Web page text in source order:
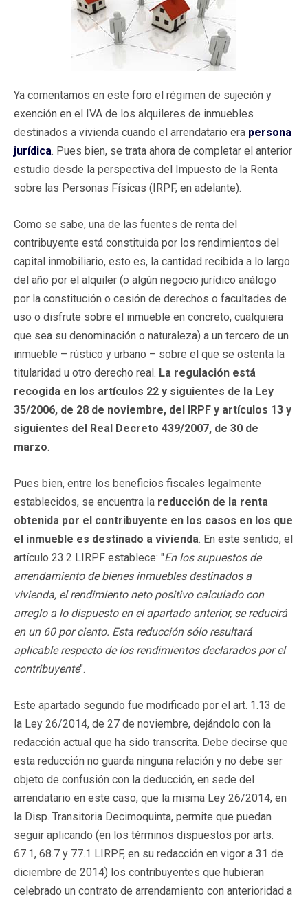
Ya comentamos en este foro el régimen de sujeción y
exención en el IVA de los alquileres de inmuebles
destinados a vivienda cuando el arrendatario era persona
jurídica. Pues bien, se trata ahora de completar el anterior
estudio desde la perspectiva del Impuesto de la Renta
sobre las Personas Físicas (IRPF, en adelante).
Como se sabe, una de las fuentes de renta del
contribuyente está constituida por los rendimientos del
capital inmobiliario, esto es, la cantidad recibida a lo largo
del año por el alquiler (o algún negocio jurídico análogo
por la constitución o cesión de derechos o facultades de
uso o disfrute sobre el inmueble en concreto, cualquiera
que sea su denominación o naturaleza) a un tercero de un
inmueble – rústico y urbano – sobre el que se ostenta la
titularidad u otro derecho real. La regulación está
recogida en los artículos 22 y siguientes de la Ley
35/2006, de 28 de noviembre, del IRPF y artículos 13 y
siguientes del Real Decreto 439/2007, de 30 de
marzo.
Pues bien, entre los beneficios fiscales legalmente
establecidos, se encuentra la reducción de la renta
obtenida por el contribuyente en los casos en los que
el inmueble es destinado a vivienda. En este sentido, el
artículo 23.2 LIRPF establece: "En los supuestos de
arrendamiento de bienes inmuebles destinados a
vivienda, el rendimiento neto positivo calculado con
arreglo a lo dispuesto en el apartado anterior, se reducirá
en un 60 por ciento. Esta reducción sólo resultará
aplicable respecto de los rendimientos declarados por el
contribuyente".
Este apartado segundo fue modificado por el art. 1.13 de
la Ley 26/2014, de 27 de noviembre, dejándolo con la
redacción actual que ha sido transcrita. Debe decirse que
esta reducción no guarda ninguna relación y no debe ser
objeto de confusión con la deducción, en sede del
arrendatario en este caso, que la misma Ley 26/2014, en
la Disp. Transitoria Decimoquinta, permite que puedan
seguir aplicando (en los términos dispuestos por arts.
67.1, 68.7 y 77.1 LIRPF, en su redacción en vigor a 31 de
diciembre de 2014) los contribuyentes que hubieran
celebrado un contrato de arrendamiento con anterioridad a